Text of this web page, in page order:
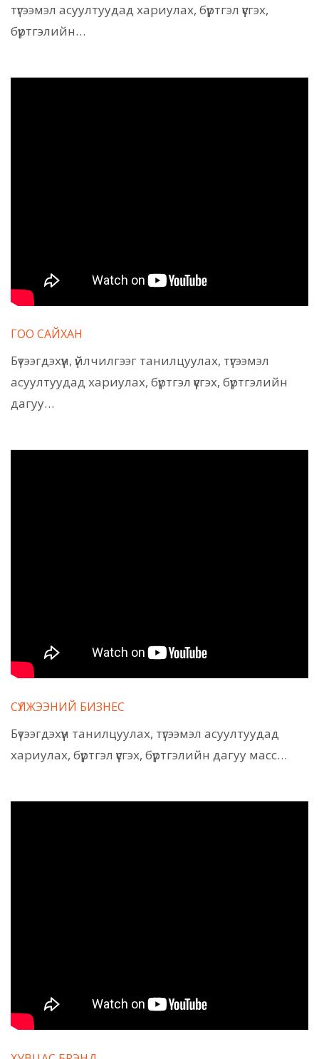
түгээмэл асуултуудад хариулах, бүртгэл үүсгэх,
бүртгэлийн…
ГОО САЙХАН
Бүтээгдэхүүн, үйлчилгээг танилцуулах, түгээмэл
асуултуудад хариулах, бүртгэл үүсгэх, бүртгэлийн
дагуу…
СҮЛЖЭЭНИЙ БИЗНЕС
Бүтээгдэхүүн танилцуулах, түгээмэл асуултуудад
хариулах, бүртгэл үүсгэх, бүртгэлийн дагуу масс…